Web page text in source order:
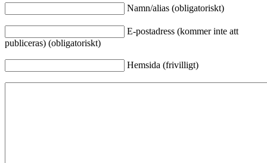
Namn/alias (obligatoriskt)
E-postadress (kommer inte att
publiceras) (obligatoriskt)
Hemsida (frivilligt)